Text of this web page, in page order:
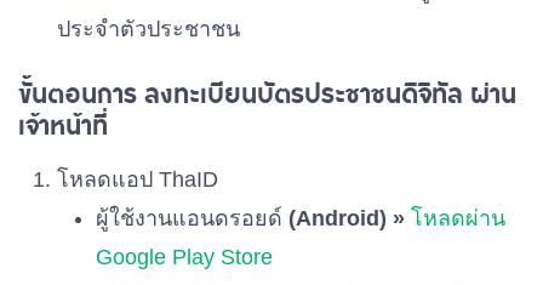
เบอร์ 55
เบอร์ 56
เบอร์ 57 พรรคพลังเพื่อไทย
ประจำตัวประชาชน
ขั้นตอนการ ลงทะเบียนบัตรประชาชนดิจิทัล ผ่าน
เจ้าหน้าที่
โหลดแอป ThaID
ผู้ใช้งานแอนดรอยด์ (Android) » โหลดผ่าน
Google Play Store